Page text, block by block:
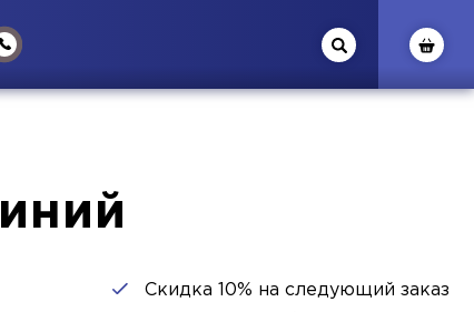
Скидка 10% на следующий заказ